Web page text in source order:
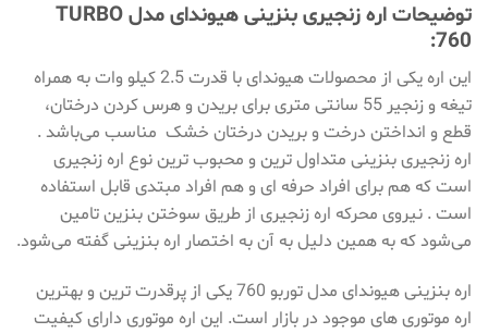
توضیحات اره زنجیری بنزینی هیوندای مدل TURBO
760:
این اره یکی از محصولات هیوندای با قدرت 2.5 کیلو وات به همراه
تیغه و زنجیر 55 سانتی متری برای بریدن و هرس کردن درختان،
قطع و انداختن درخت و بریدن درختان خشک مناسب می‌باشد .
اره زنجیری بنزینی متداول ترین و محبوب ترین نوع اره زنجیری
است که هم برای افراد حرفه ای و هم افراد مبتدی قابل استفاده
است . نیروی محرکه اره زنجیری از طریق سوختن بنزین تامین
می‌شود که به همین دلیل به آن به اختصار اره بنزینی گفته می‌شود.
اره بنزینی هیوندای مدل توربو 760 یکی از پرقدرت ترین و بهترین
اره موتوری های موجود در بازار است. این اره موتوری دارای کیفیت